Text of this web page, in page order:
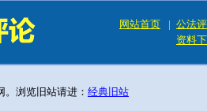
网站首页 | 公法
资料
浏览旧站请进： 经典旧站